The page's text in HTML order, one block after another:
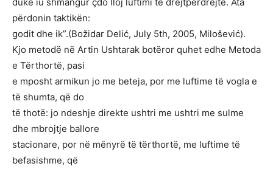
përdonin taktikën:
godit dhe ik”.(Božidar Delić, July 5th, 2005, Milošević).
Kjo metodë në Artin Ushtarak botëror quhet edhe Metoda
e Tërthortë, pasi
e mposht armikun jo me beteja, por me luftime të vogla e
të shumta, që do
të thotë: jo ndeshje direkte ushtri me ushtri me sulme
dhe mbrojtje ballore
stacionare, por në mënyrë të tërthortë, me luftime të
befasishme, që